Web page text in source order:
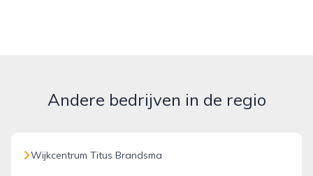
Andere bedrijven in de regio
Wijkcentrum Titus Brandsma